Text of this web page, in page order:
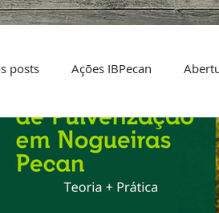
posts Ações IBPecan
Comunicados Cursos
Informações técnicas News